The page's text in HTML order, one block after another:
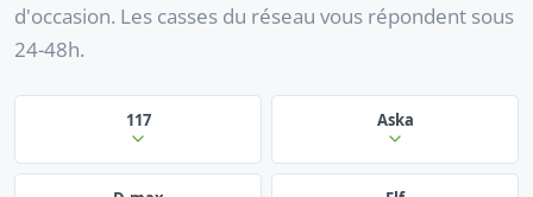
d'occasion. Les casses du réseau vous répondent sous
24-48h.
117 Aska